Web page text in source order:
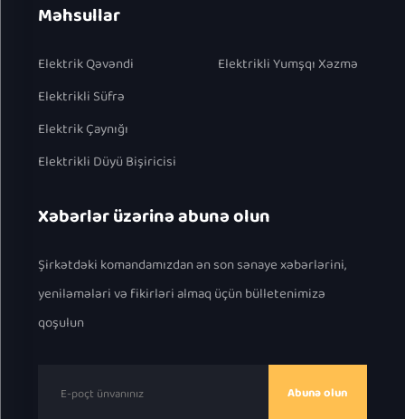
Məhsullar
Elektrik Qəvəndi
Elektrikli Süfrə
Elektrik Çaynığı
Elektrikli Düyü Bişiricisi
Elektrikli Yumşqı Xəzmə
Xəbərlər üzərinə abunə olun
Şirkətdəki komandamızdan ən son sənaye xəbərlərini,
yeniləmələri və fikirləri almaq üçün bülletenimizə
qoşulun
Abunə olun